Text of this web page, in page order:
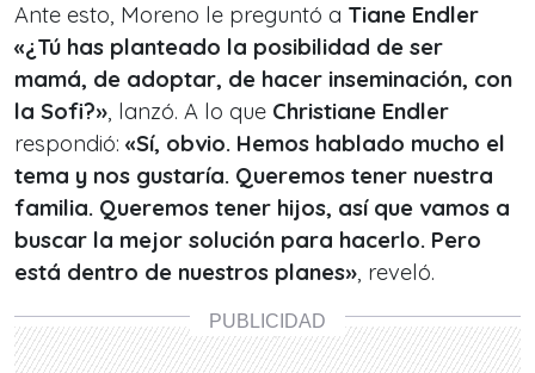
Ante esto, Moreno le preguntó a Tiane Endler
«¿Tú has planteado la posibilidad de ser
mamá, de adoptar, de hacer inseminación, con
la Sofi?», lanzó. A lo que Christiane Endler
respondió: «Sí, obvio. Hemos hablado mucho el
tema y nos gustaría. Queremos tener nuestra
familia. Queremos tener hijos, así que vamos a
buscar la mejor solución para hacerlo. Pero
está dentro de nuestros planes», reveló.